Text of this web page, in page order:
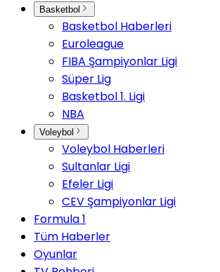
Basketbol
Basketbol Haberleri
Euroleague
FIBA Şampiyonlar Ligi
Süper Lig
Basketbol 1. Ligi
NBA
Voleybol
Voleybol Haberleri
Sultanlar Ligi
Efeler Ligi
CEV Şampiyonlar Ligi
Formula 1
Tüm Haberler
Oyunlar